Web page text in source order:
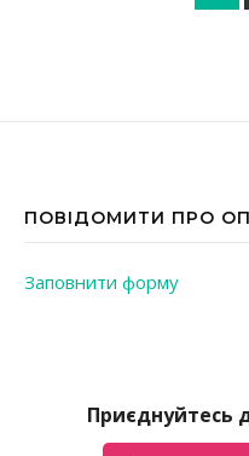
ПОВІДОМИТИ ПРО
Заповнити форму
Приєднуйтесь